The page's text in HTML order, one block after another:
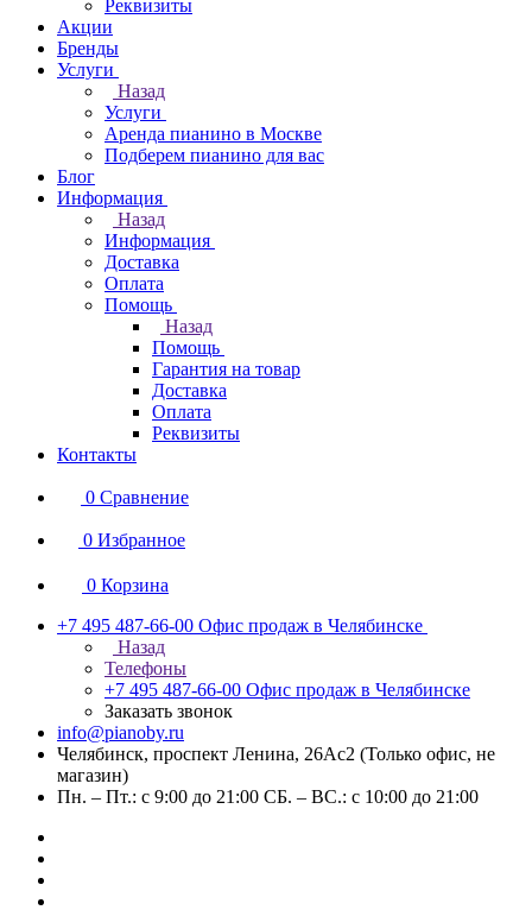
Реквизиты
Акции
Бренды
Услуги
Назад
Услуги
Аренда пианино в Москве
Подберем пианино для вас
Блог
Информация
Назад
Информация
Доставка
Оплата
Помощь
Назад
Помощь
Гарантия на товар
Доставка
Оплата
Реквизиты
Контакты
0 Сравнение
0 Избранное
0 Корзина
+7 495 487-66-00 Офис продаж в Челябинске
Назад
Телефоны
+7 495 487-66-00 Офис продаж в Челябинске
Заказать звонок
info@pianoby.ru
Челябинск, проспект Ленина, 26Ас2 (Только офис, не
магазин)
Пн. – Пт.: с 9:00 до 21:00 СБ. – ВС.: с 10:00 до 21:00